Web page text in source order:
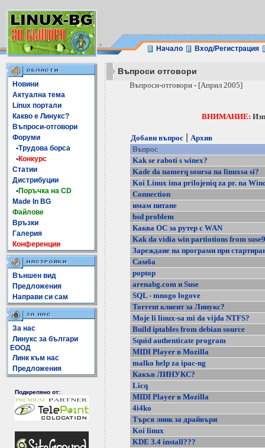
Начало Вход/Регистрация
Новини
Актуална тема
Linux портали
Какво е Линукс?
Въпроси-отговори
Форуми
•Трудова борса
•Конкурс
Статии
Дистрибуции
•Поръчка на CD
Made In BG
Файлове
Връзки
Галерия
Конференции
Външен вид
Предложения
Направи си сам
За нас
Линукс за българи
ЕООД
Линк към нас
Предложения
Подкрепяно от:
Въпроси отговори
Въпроси-отговори - [Април 2005]
ВНИМАНИЕ:
Добави въпрос| Архив
Въпрос
Kak se raboti s winex?
Kade da namerq soursa na linuxsa si?
Koi Linux ima prilojeniq za pr. na
Connection
имам питане
bsd problem
Каква ОС за рутер с WAN
Kak da vidia win partiotions from
Зареждане на програми при
Самба
poptop
arenabg.com и Suse
SQL - mnogo logove
Torrent клиент за Линукс?
Moje li linux-sa mi da vijda NTFS?
Build iptables from debian source
Squid authenticate program
MIDI Player в Mozilla
malko help za ipac-ng
Какъв ЛИНУКС?
Licq
MIDI Player в Mozilla
4i4ko
Търся линк за драйвъри
Koi linux
KDE 3.4 install???